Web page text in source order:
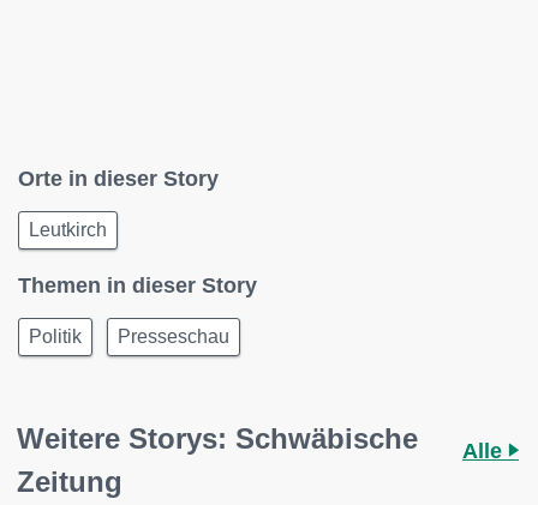
Orte in dieser Story
Leutkirch
Themen in dieser Story
Politik Presseschau
Weitere Storys: Schwäbische
Zeitung
Alle